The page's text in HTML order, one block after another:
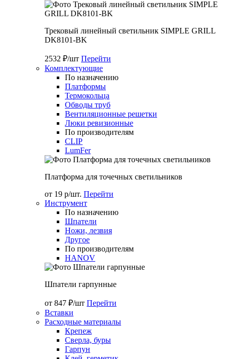
Трековый линейный светильник SIMPLE GRILL
DK8101-BK
2532 ₽/шт Перейти
Комплектующие
По назначению
Платформы
Термокольца
Обводы труб
Вентиляционные решетки
Люки ревизионные
По производителям
CLIP
LumFer
Платформа для точечных светильников
от 19 р/шт. Перейти
Инструмент
По назначению
Шпатели
Ножи, лезвия
Другое
По производителям
HANOV
Шпатели гарпунные
от 847 ₽/шт Перейти
Вставки
Расходные материалы
Крепеж
Сверла, буры
Гарпун